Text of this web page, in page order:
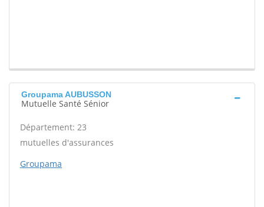
Groupama AUBUSSON
Mutuelle Santé Sénior
Département: 23
mutuelles d'assurances
Groupama